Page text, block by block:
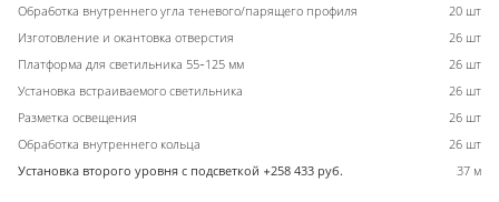
Обработка внутреннего угла теневого/парящего профиля
20 шт
Изготовление и окантовка отверстия
26 шт
Платформа для светильника 55-125 мм
26 шт
Установка встраиваемого светильника
26 шт
Разметка освещения
26 шт
Обработка внутреннего кольца
26 шт
Установка второго уровня с подсветкой +258 433 руб.
37 м